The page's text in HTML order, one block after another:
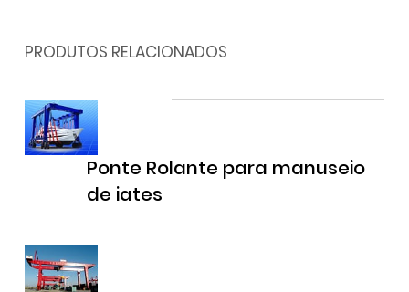
PRODUTOS RELACIONADOS
Ponte Rolante para manuseio
de iates